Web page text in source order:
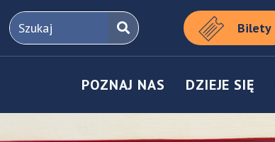
Bilety
POZNAJ NAS DZIEJE SIĘ